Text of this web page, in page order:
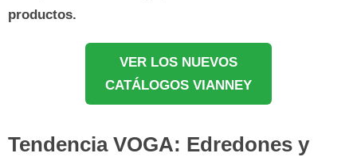
productos.
VER LOS NUEVOS
CATÁLOGOS VIANNEY
Tendencia VOGA: Edredones y